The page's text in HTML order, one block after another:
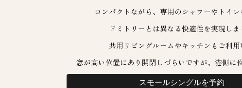
コンパクトながら、専用のシャワーやトイレ
ドミトリーとは異なる快適性を実現しま
共用リビングルームやキッチンもご利用
窓が高い位置にあり開閉しづらいですが、港側に
スモールシングルを予約